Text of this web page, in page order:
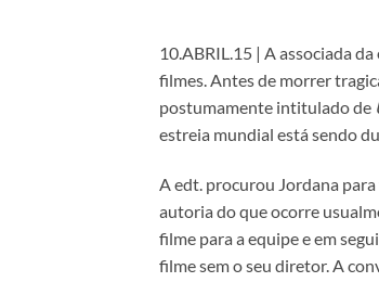
10.ABRIL.15 | A associada
filmes. Antes de morrer
postumamente intitulado de
estreia mundial está sendo
A edt. procurou Jordana
autoria do que ocorre
filme para a equipe e em
filme sem o seu diretor. A